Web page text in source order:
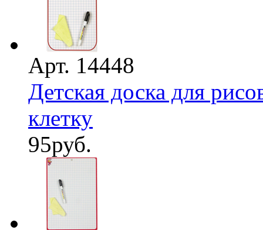
Арт. 14448
Детская доска для
клетку
95руб.